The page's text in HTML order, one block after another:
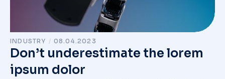
INDUSTRY / 08.04.2023
Don’t underestimate the lorem
ipsum dolor